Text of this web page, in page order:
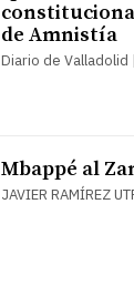
de Amnistía
Diario de Valladolid
Mbappé al
JAVIER RAMÍREZ